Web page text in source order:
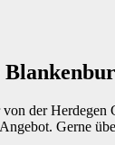
der Herdegen
Gerne